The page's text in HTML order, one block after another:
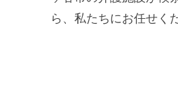
ら、私たちにお任せく